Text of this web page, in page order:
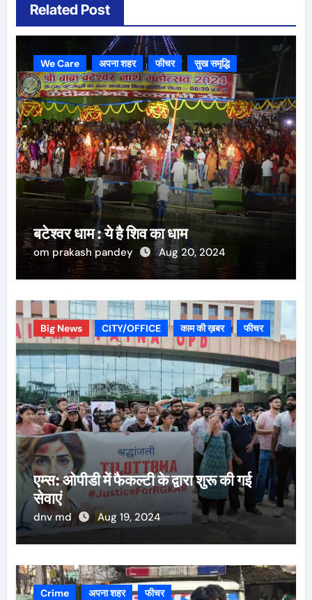
Related Post
We Care अपना शहर फीचर सुख समृद्धि
बटेश्वर धाम : ये है शिव का धाम
om prakash pandey Aug 20, 2024
Big News CITY/OFFICE काम की ख़बर फीचर
एम्स: ओपीडी में फैकल्टी के द्वारा शुरू की गई
सेवाएं
dnv md Aug 19, 2024
Crime अपना शहर फीचर